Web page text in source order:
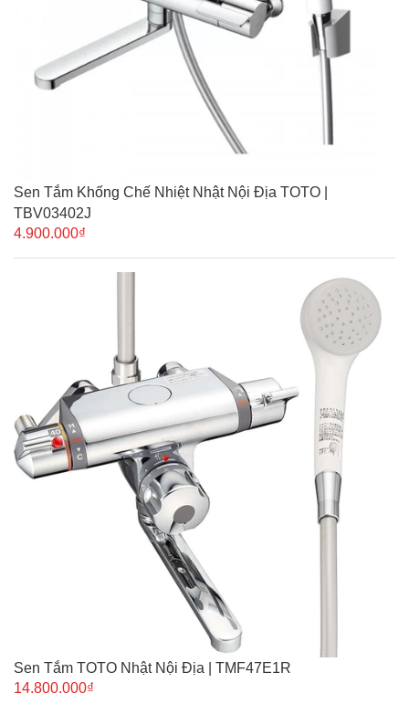
Sen Tắm Khống Chế Nhiệt Nhật Nội Địa TOTO |
TBV03402J
4.900.000₫
Sen Tắm TOTO Nhật Nội Địa | TMF47E1R
14.800.000₫